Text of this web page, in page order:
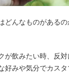
どんなものがある
が飲みたい時、反
好みや気分でカス